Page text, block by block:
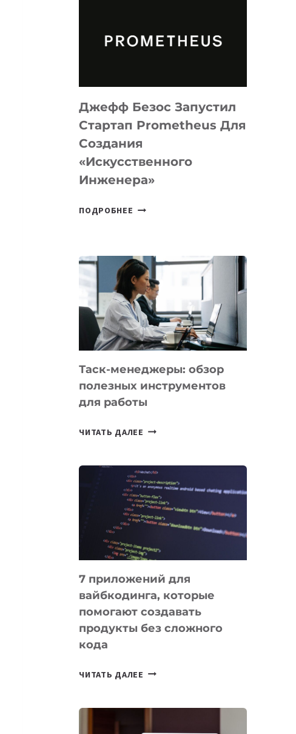
ДЛЯ
И
LINUX
Джефф Безос Запустил
Стартап Prometheus Для
Создания
«искусственного
Инженера»
ПОДРОБНЕЕ ДЖЕФФ
PROMETHEUS
ДЛЯ
СОЗДАНИЯ
«ИСКУССТВЕННОГО
ИНЖЕНЕРА»
Таск-менеджеры: обзор
полезных инструментов
для работы
ЧИТАТЬ ДАЛЕЕ ТАСК-
ПОЛЕЗНЫХ
ИНСТРУМЕНТОВ
ДЛЯ
РАБОТЫ
7 приложений для
вайбкодинга, которые
помогают создавать
продукты без сложного
кода
ЧИТАТЬ ДАЛЕЕ
КОТОРЫЕ